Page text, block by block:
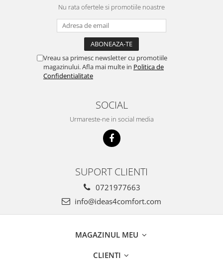
Nu rata ofertele si promotiile noastre
Vreau sa primesc newsletter cu promotiile
magazinului. Afla mai multe in Politica de
Confidentialitate
SOCIAL
Urmareste-ne in social media
SUPORT CLIENTI
0721977663
info@ideas4comfort.com
MAGAZINUL MEU
CLIENTI